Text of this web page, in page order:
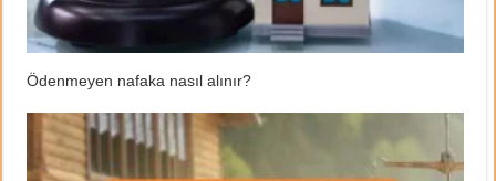
Ödenmeyen nafaka nasıl alınır?